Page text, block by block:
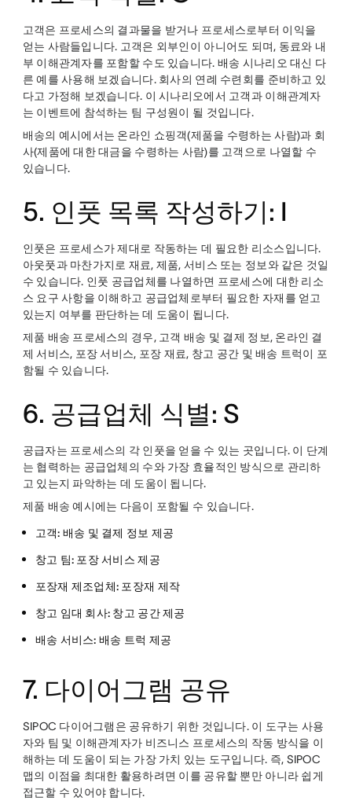
고객은 프로세스의 결과물을 받거나 프로세스로부터 이익을
얻는 사람들입니다. 고객은 외부인이 아니어도 되며, 동료와 내
부 이해관계자를 포함할 수도 있습니다. 배송 시나리오 대신 다
른 예를 사용해 보겠습니다. 회사의 연례 수련회를 준비하고 있
다고 가정해 보겠습니다. 이 시나리오에서 고객과 이해관계자
는 이벤트에 참석하는 팀 구성원이 될 것입니다.
배송의 예시에서는 온라인 쇼핑객(제품을 수령하는 사람)과 회
사(제품에 대한 대금을 수령하는 사람)를 고객으로 나열할 수
있습니다.
5. 인풋 목록 작성하기: I
인풋은 프로세스가 제대로 작동하는 데 필요한 리소스입니다.
아웃풋과 마찬가지로 재료, 제품, 서비스 또는 정보와 같은 것일
수 있습니다. 인풋 공급업체를 나열하면 프로세스에 대한 리소
스 요구 사항을 이해하고 공급업체로부터 필요한 자재를 얻고
있는지 여부를 판단하는 데 도움이 됩니다.
제품 배송 프로세스의 경우, 고객 배송 및 결제 정보, 온라인 결
제 서비스, 포장 서비스, 포장 재료, 창고 공간 및 배송 트럭이 포
함될 수 있습니다.
6. 공급업체 식별: S
공급자는 프로세스의 각 인풋을 얻을 수 있는 곳입니다. 이 단계
는 협력하는 공급업체의 수와 가장 효율적인 방식으로 관리하
고 있는지 파악하는 데 도움이 됩니다.
제품 배송 예시에는 다음이 포함될 수 있습니다.
고객: 배송 및 결제 정보 제공
창고 팀: 포장 서비스 제공
포장재 제조업체: 포장재 제작
창고 임대 회사: 창고 공간 제공
배송 서비스: 배송 트럭 제공
7. 다이어그램 공유
SIPOC 다이어그램은 공유하기 위한 것입니다. 이 도구는 사용
자와 팀 및 이해관계자가 비즈니스 프로세스의 작동 방식을 이
해하는 데 도움이 되는 가장 가치 있는 도구입니다. 즉, SIPOC
맵의 이점을 최대한 활용하려면 이를 공유할 뿐만 아니라 쉽게
접근할 수 있어야 합니다.